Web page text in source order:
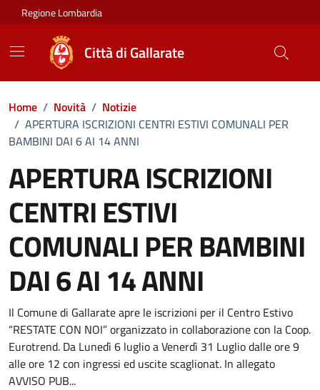
Vai ai contenuti
Vai al footer
Regione Lombardia
Città di Gallarate
Home / Novità / Notizie
/ APERTURA ISCRIZIONI CENTRI ESTIVI COMUNALI PER
BAMBINI DAI 6 AI 14 ANNI
APERTURA ISCRIZIONI
CENTRI ESTIVI
COMUNALI PER BAMBINI
DAI 6 AI 14 ANNI
Dettagli della notizia
Il Comune di Gallarate apre le iscrizioni per il Centro Estivo
“RESTATE CON NOI” organizzato in collaborazione con la Coop.
Eurotrend. Da Lunedì 6 luglio a Venerdì 31 Luglio dalle ore 9
alle ore 12 con ingressi ed uscite scaglionat. In allegato
AVVISO PUB...